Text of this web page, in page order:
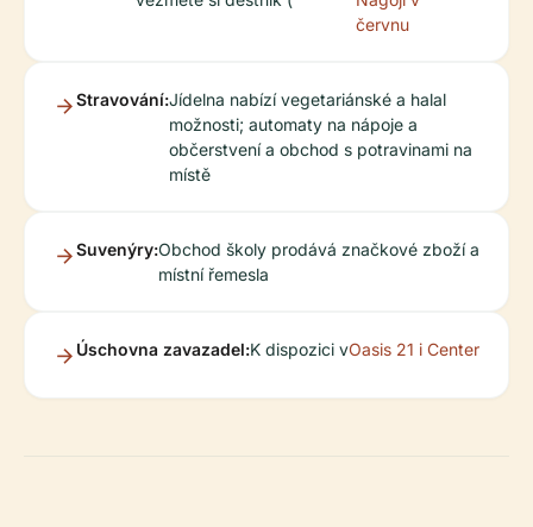
červnu
Stravování:Jídelna nabízí vegetariánské a halal
možnosti; automaty na nápoje a
občerstvení a obchod s potravinami na
místě
Suvenýry:Obchod školy prodává značkové zboží a
místní řemesla
Úschovna zavazadel:K dispozici vOasis 21 i Center